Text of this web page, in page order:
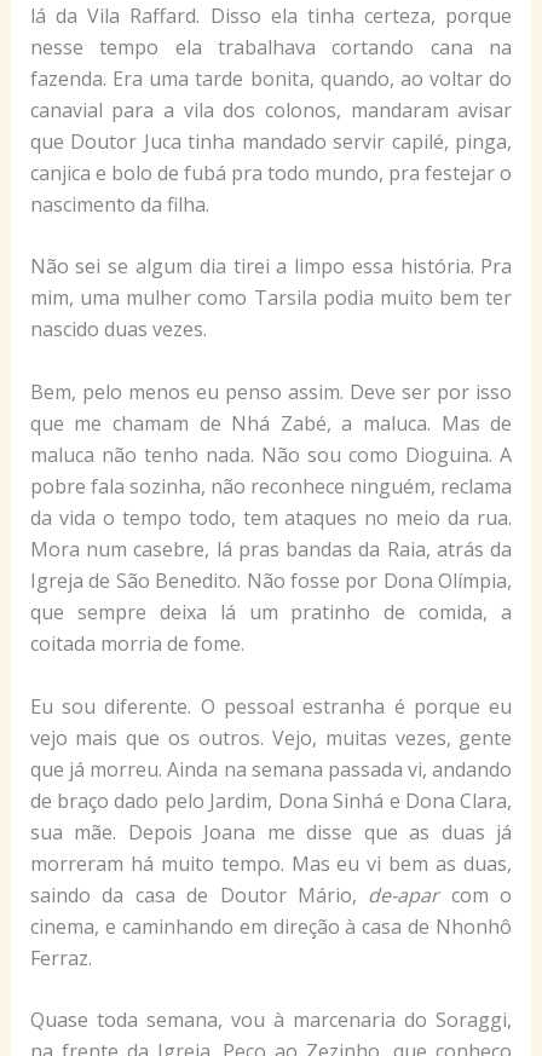
lá da Vila Raffard. Disso ela tinha certeza, porque
nesse tempo ela trabalhava cortando cana na
fazenda. Era uma tarde bonita, quando, ao voltar do
canavial para a vila dos colonos, mandaram avisar
que Doutor Juca tinha mandado servir capilé, pinga,
canjica e bolo de fubá pra todo mundo, pra festejar o
nascimento da filha.
Não sei se algum dia tirei a limpo essa história. Pra
mim, uma mulher como Tarsila podia muito bem ter
nascido duas vezes.
Bem, pelo menos eu penso assim. Deve ser por isso
que me chamam de Nhá Zabé, a maluca. Mas de
maluca não tenho nada. Não sou como Dioguina. A
pobre fala sozinha, não reconhece ninguém, reclama
da vida o tempo todo, tem ataques no meio da rua.
Mora num casebre, lá pras bandas da Raia, atrás da
Igreja de São Benedito. Não fosse por Dona Olímpia,
que sempre deixa lá um pratinho de comida, a
coitada morria de fome.
Eu sou diferente. O pessoal estranha é porque eu
vejo mais que os outros. Vejo, muitas vezes, gente
que já morreu. Ainda na semana passada vi, andando
de braço dado pelo Jardim, Dona Sinhá e Dona Clara,
sua mãe. Depois Joana me disse que as duas já
morreram há muito tempo. Mas eu vi bem as duas,
saindo da casa de Doutor Mário, de-aparcom o
cinema, e caminhando em direção à casa de Nhonhô
Ferraz.
Quase toda semana, vou à marcenaria do Soraggi,